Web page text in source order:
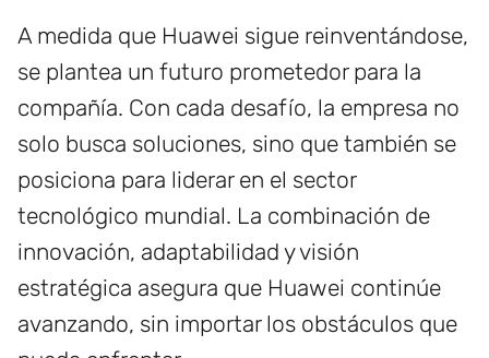
A medida que Huawei sigue reinventándose,
se plantea un futuro prometedor para la
compañía. Con cada desafío, la empresa no
solo busca soluciones, sino que también se
posiciona para liderar en el sector
tecnológico mundial. La combinación de
innovación, adaptabilidad y visión
estratégica asegura que Huawei continúe
avanzando, sin importar los obstáculos que